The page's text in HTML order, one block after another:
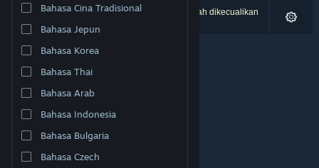
Ubah bahasa
Dapatkan Steam Mobile App
Lihat laman web desktop
Bahasa Cina Tradisional
Bahasa Jepun
Bahasa Korea
Bahasa Thai
Bahasa Arab
Bahasa Indonesia
Bahasa Bulgaria
Bahasa Czech
0 hasil sepadan dengan carian anda. 4 tajuk telah dikecualikan
berdasarkan pilihan anda.